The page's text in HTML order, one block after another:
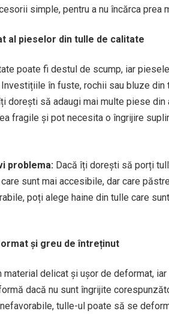
simple, pentru a nu încărca prea
al pieselor din tulle de calitate
poate fi destul de scump, iar
în fuste, rochii sau bluze
dorești să adaugi mai multe piese
fragile și pot necesita o îngrijire
problema: Dacă îți dorești să porți
sunt mai accesibile, dar care
poți alege haine din tulle care
și greu de întreținut
material delicat și ușor de deformat,
dacă nu sunt îngrijite
tulle-ul poate să se